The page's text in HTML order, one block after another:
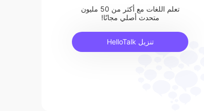
تعلم اللغات مع أكثر من 50 مليون
متحدث أصلي مجانًا!
تنزيل HelloTalk